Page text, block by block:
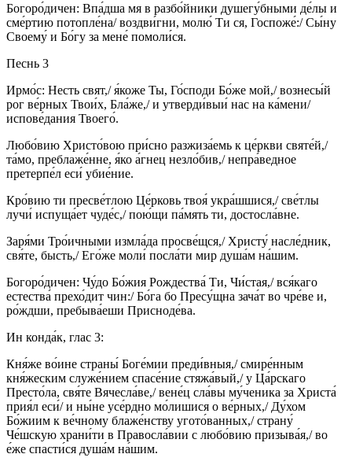
Богоро́дичен: Впа́дша мя в разбо́йники душегу́бными де́лы и
сме́ртию потопле́на/ воздви́гни, молю́ Ти ся, Госпоже́:/ Сы́ну
Своему́ и Бо́гу за мене́ помоли́ся.
Песнь 3
Ирмо́с: Несть свят,/ я́коже Ты, Го́споди Бо́же мой,/ вознесы́й
рог ве́рных Твои́х, Бла́же,/ и утверди́выи́ нас на ка́мени/
испове́дания Твоего́.
Любо́вию Христо́вою при́сно разжиза́емь к це́ркви святе́й,/
та́мо, преблаже́нне, я́ко а́гнец незло́бив,/ непра́ведное
претерпе́л еси́ убие́ние.
Кро́вию ти пресве́тлою Це́рковь твоя́ укра́шшися,/ све́тлы
лучи́ испуща́ет чуде́с,/ пою́щи па́мять ти, достосла́вне.
Заря́ми Тро́ичными измла́да просве́щся,/ Христу́ насле́дник,
свя́те, бысть,/ Его́же моли́ посла́ти мир душа́м на́шим.
Богоро́дичен: Чу́до Бо́жия Рождества́ Ти, Чи́стая,/ вся́каго
естества́ прехо́дит чин:/ Бо́га бо Пресу́щна зача́т во чре́ве и,
ро́ждши, пребыва́еши Присноде́ва.
Ин конда́к, глас 3:
Кня́же во́ине страны́ Боге́мии преди́вныя,/ смире́нным
кня́жеским служе́нием спасе́ние стяжа́вый,/ у Ца́рскаго
Престо́ла, свя́те Вячесла́ве,/ вене́ц сла́вы му́ченика за Христа́
прия́л еси́/ и ны́не усе́рдно мо́лишися о ве́рных,/ Ду́хом
Бо́жиим к ве́чному блаже́нству угото́ванных,/ страну́
Че́шскую храни́ти в Правосла́вии с любо́вию призыва́я,/ во
е́же спасти́ся душа́м на́шим.